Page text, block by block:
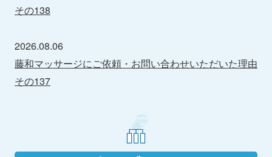
その138
2026.08.06
藤和マッサージにご依頼・お問い合わせいただいた理由
その137